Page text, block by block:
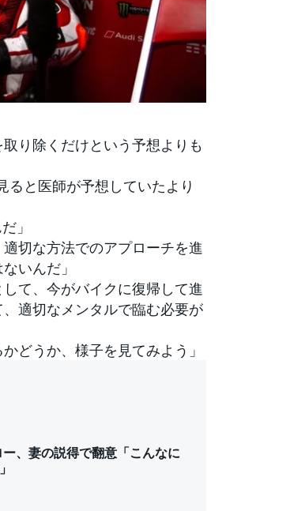
り除くだけという予想よりも
ると医師が予想していたより
」
切な方法でのアプローチを進
いんだ」
て、今がバイクに復帰して進
適切なメンタルで臨む必要が
どうか、様子を見てみよう」
、妻の説得で翻意「こんなに